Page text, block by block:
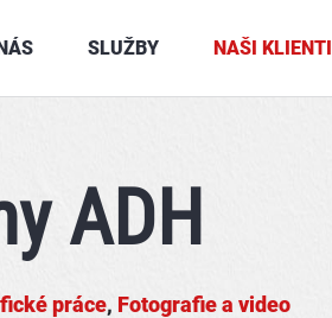
SLUŽBY NAŠI KLIENTI
ADH
práce, Fotografie a video